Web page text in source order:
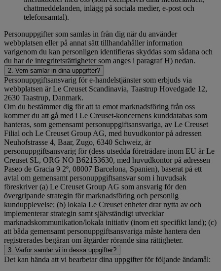
chattmeddelanden, inlägg på sociala medier, e-post och
telefonsamtal).
Personuppgifter som samlas in från dig när du använder
webbplatsen eller på annat sätt tillhandahåller information
varigenom du kan personligen identifieras skyddas som sådana och
du har de integritetsrättigheter som anges i paragraf H) nedan.
2. Vem samlar in dina uppgifter?
Personuppgiftsansvarig för e-handelstjänster som erbjuds via
webbplatsen är Le Creuset Scandinavia, Taastrup Hovedgade 12,
2630 Taastrup, Danmark.
Om du bestämmer dig för att ta emot marknadsföring från oss
kommer du att gå med i Le Creuset-koncernens kunddatabas som
hanteras, som gemensamt personuppgiftsansvariga, av Le Creuset
Filial och Le Creuset Group AG, med huvudkontor på adressen
Neuhofstrasse 4, Baar, Zugo, 6340 Schweiz, är
personuppgiftsansvarig för (dess utsedda företrädare inom EU är Le
Creuset SL, ORG NO B62153630, med huvudkontor på adressen
Paseo de Gracia 9 2º, 08007 Barcelona, Spanien), baserat på ett
avtal om gemensamt personuppgiftsansvar som i huvudsak
föreskriver (a) Le Creuset Group AG som ansvarig för den
övergripande strategin för marknadsföring och personlig
kundupplevelse; (b) lokala Le Creuset enheter drar nytta av och
implementerar strategin samt självständigt utvecklar
marknadskommunikation/lokala initiativ (inom ett specifikt land); (c)
att båda gemensamt personuppgiftsansvariga måste hantera den
registrerades begäran om åtgärder rörande sina rättigheter.
3. Varför samlar vi in dessa uppgifter?
Det kan hända att vi bearbetar dina uppgifter för följande ändamål: